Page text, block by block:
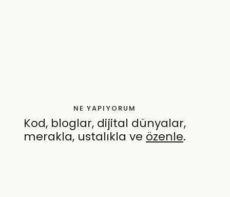
NE YAPIYORUM
Kod, bloglar, dijital dünyalar,
merakla, ustalıkla ve özenle.